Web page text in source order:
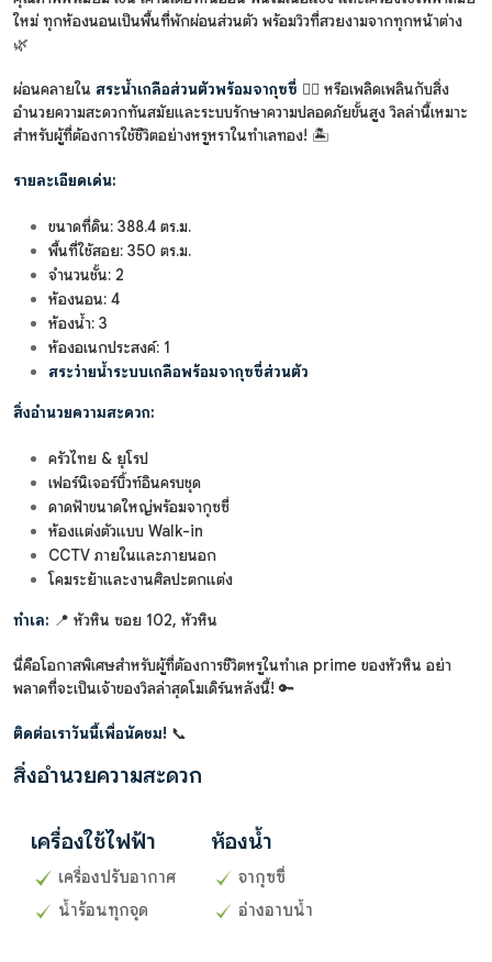
ใหม่ ทุกห้องนอนเป็นพื้นที่พักผ่อนส่วนตัว พร้อมวิวที่สวยงามจากทุกหน้าต่าง
🌿
ผ่อนคลายใน สระน้ำเกลือส่วนตัวพร้อมจากุซซี่ 🏊‍♀️ หรือเพลิดเพลินกับสิ่ง
อำนวยความสะดวกทันสมัยและระบบรักษาความปลอดภัยขั้นสูง วิลล่านี้เหมาะ
สำหรับผู้ที่ต้องการใช้ชีวิตอย่างหรูหราในทำเลทอง! 🏝️
รายละเอียดเด่น:
ขนาดที่ดิน: 388.4 ตร.ม.
พื้นที่ใช้สอย: 350 ตร.ม.
จำนวนชั้น: 2
ห้องนอน: 4
ห้องน้ำ: 3
ห้องอเนกประสงค์: 1
สระว่ายน้ำระบบเกลือพร้อมจากุซซี่ส่วนตัว
สิ่งอำนวยความสะดวก:
ครัวไทย & ยุโรป
เฟอร์นิเจอร์บิ้วท์อินครบชุด
ดาดฟ้าขนาดใหญ่พร้อมจากุซซี่
ห้องแต่งตัวแบบ Walk-in
CCTV ภายในและภายนอก
โคมระย้าและงานศิลปะตกแต่ง
ทำเล: 📍 หัวหิน ซอย 102, หัวหิน
นี่คือโอกาสพิเศษสำหรับผู้ที่ต้องการชีวิตหรูในทำเล prime ของหัวหิน อย่า
พลาดที่จะเป็นเจ้าของวิลล่าสุดโมเดิร์นหลังนี้! 🔑
ติดต่อเราวันนี้เพื่อนัดชม! 📞
สิ่งอำนวยความสะดวก
เครื่องใช้ไฟฟ้า
เครื่องปรับอากาศ
น้ำร้อนทุกจุด
ห้องน้ำ
จากุซซี่
อ่างอาบน้ำ